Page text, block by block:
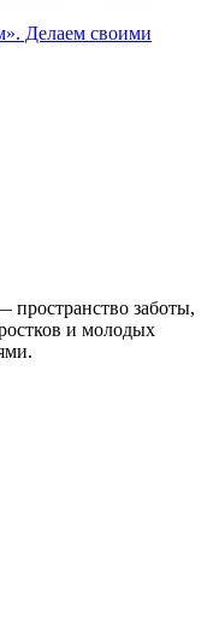
Делаем своими
заботы,
и молодых